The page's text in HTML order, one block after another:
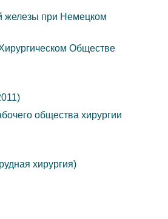
железы при Немецком
Обществе
общества хирургии
хирургия)